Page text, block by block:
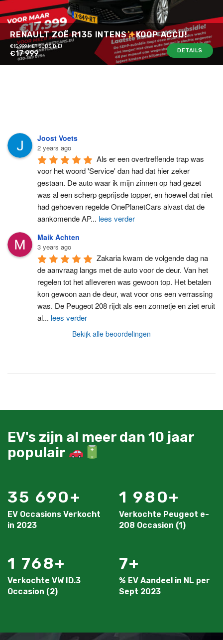
RENAULT ZOË R135 INTENS KOOP ACCU!
€15.999 MET SUBSIDIE!
€17 999 DETAILS
Joost Voets
2 years ago
Als er een overtreffende trap was
voor het woord 'Service' dan had dat hier zeker
gestaan. De auto waar ik mijn zinnen op had gezet
was al een scherp geprijsde topper, en hoewel dat niet
had gehoeven regelde OnePlanetCars alvast dat de
aankomende AP... lees verder
Maik Achten
3 years ago
Zakaria kwam de volgende dag na
de aanvraag langs met de auto voor de deur. Van het
regelen tot het afleveren was gewoon top. Het betalen
kon gewoon aan de deur, wat voor ons een verrassing
was. De Peugeot 208 rijdt als een zonnetje en ziet eruit
al... lees verder
Bekijk alle beoordelingen
EV's zijn al meer dan 10 jaar
populair
35 690
EV Occasions Verkocht
in 2023
1 980
Verkochte Peugeot e-
208 Occasion (1)
1 768
Verkochte VW ID.3
Occasion (2)
7
% EV Aandeel in NL per
Sept 2023